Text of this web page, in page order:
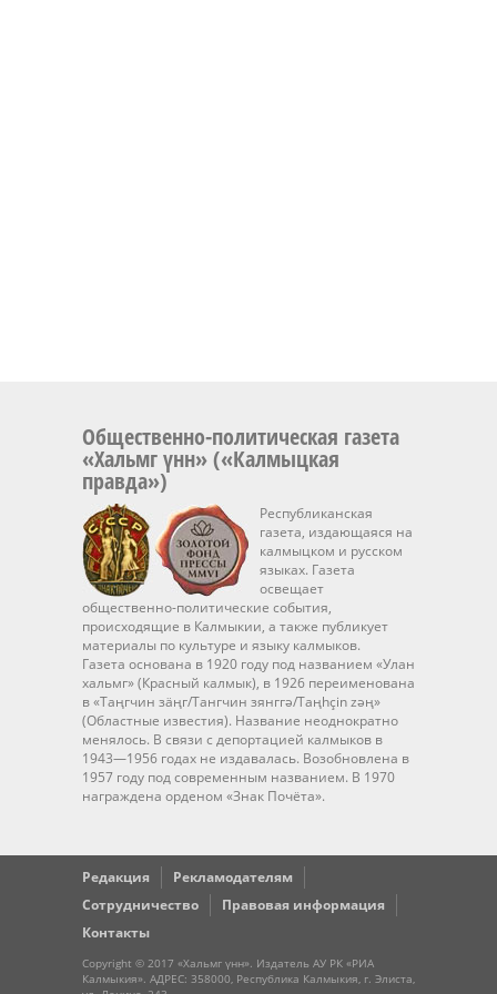
Общественно-политическая газета
«Хальмг үнн» («Калмыцкая
правда»)
Республиканская
газета, издающаяся на
калмыцком и русском
языках. Газета
освещает
общественно-политические события,
происходящие в Калмыкии, а также публикует
материалы по культуре и языку калмыков.
Газета основана в 1920 году под названием «Улан
хальмг» (Красный калмык), в 1926 переименована
в «Таңгчин зäңг/Тангчин зянггә/Taңhçin zәң»
(Областные известия). Название неоднократно
менялось. В связи с депортацией калмыков в
1943—1956 годах не издавалась. Возобновлена в
1957 году под современным названием. В 1970
награждена орденом «Знак Почёта».
Редакция
Рекламодателям
Сотрудничество
Правовая информация
Контакты
Copyright © 2017 «Хальмг үнн». Издатель АУ РК «РИА
Калмыкия». АДРЕС: 358000, Республика Калмыкия, г. Элиста,